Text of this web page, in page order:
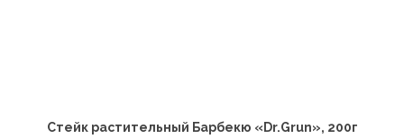
Стейк растительный Барбекю «Dr.Grun», 200г